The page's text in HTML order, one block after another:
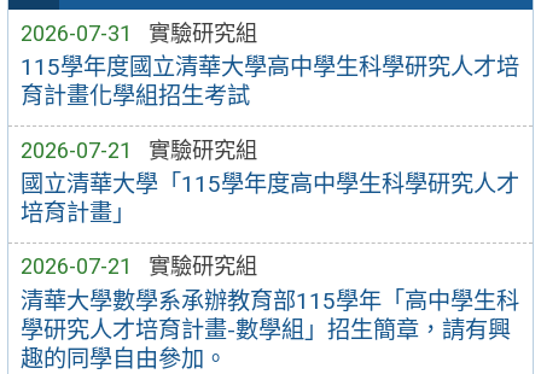
2026-07-31 實驗研究組
115學年度國立清華大學高中學生科學研究人才培
育計畫化學組招生考試
2026-07-21 實驗研究組
國立清華大學「115學年度高中學生科學研究人才
培育計畫」
2026-07-21 實驗研究組
清華大學數學系承辦教育部115學年「高中學生科
學研究人才培育計畫-數學組」招生簡章，請有興
趣的同學自由參加。